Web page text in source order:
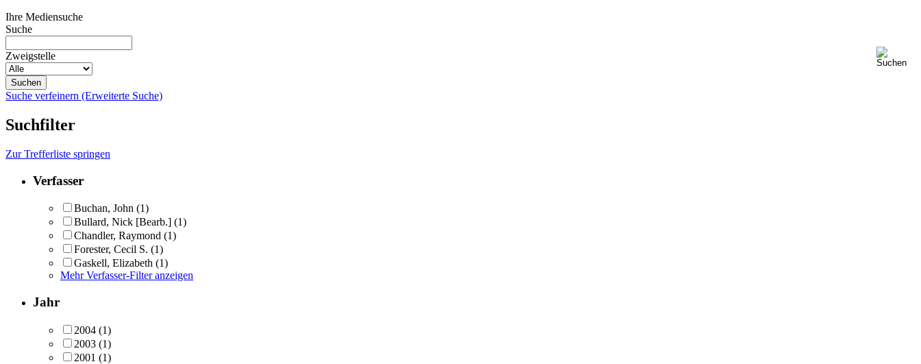
Ihre Mediensuche
Suche
Zweigstelle
Suche verfeinern (Erweiterte Suche)
Suchfilter
Zur Trefferliste springen
Verfasser
Buchan, John (1)
Bullard, Nick [Bearb.] (1)
Chandler, Raymond (1)
Forester, Cecil S. (1)
Gaskell, Elizabeth (1)
Mehr Verfasser-Filter anzeigen
Jahr
2004 (1)
2003 (1)
2001 (1)